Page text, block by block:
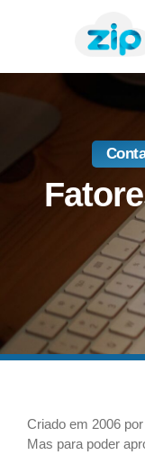
Criado em 2006
Mas para poder